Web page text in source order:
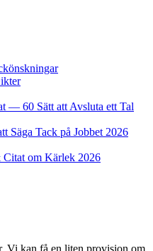
— 60 Sätt att Avsluta ett Tal
Säga Tack på Jobbet 2026
om Kärlek 2026